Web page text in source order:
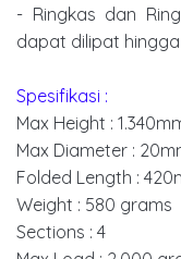
- Ringkas dan
dapat dilipat hingga
Spesifikasi :
Max Height :
Max Diameter :
Folded Length :
Weight : 580 grams
Sections : 4